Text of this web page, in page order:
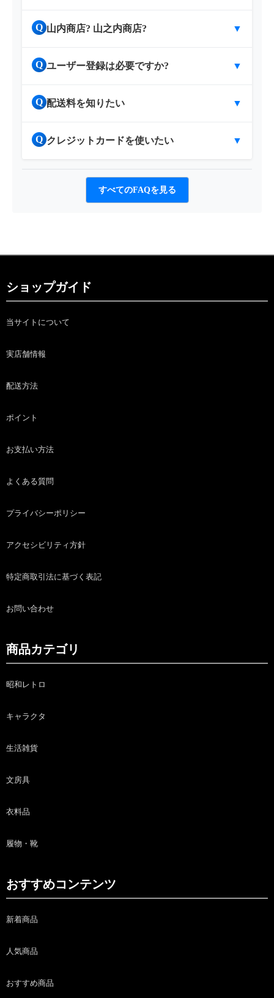
Q 山内商店? 山之内商店? ▼
Q ユーザー登録は必要ですか? ▼
Q 配送料を知りたい ▼
Q クレジットカードを使いたい ▼
すべてのFAQを見る
ショップガイド
当サイトについて
実店舗情報
配送方法
ポイント
お支払い方法
よくある質問
プライバシーポリシー
アクセシビリティ方針
特定商取引法に基づく表記
お問い合わせ
商品カテゴリ
昭和レトロ
キャラクタ
生活雑貨
文房具
衣料品
履物・靴
おすすめコンテンツ
新着商品
人気商品
おすすめ商品